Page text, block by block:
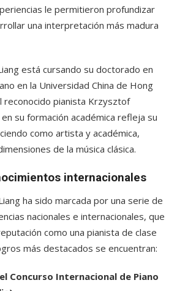
le permitieron profundizar
una interpretación más madura
está cursando su doctorado en
en la Universidad China de Hong
reconocido pianista Krzysztof
en su formación académica refleja su
como artista y académica,
de la música clásica.
internacionales
ha sido marcada por una serie de
nacionales e internacionales, que
como una pianista de clase
más destacados se encuentran:
Concurso Internacional de Piano